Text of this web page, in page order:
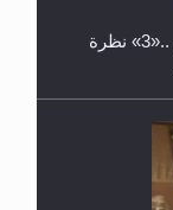
رأيٌ في لغة المسيح الموعود عليه السلام ..«3» نظرة